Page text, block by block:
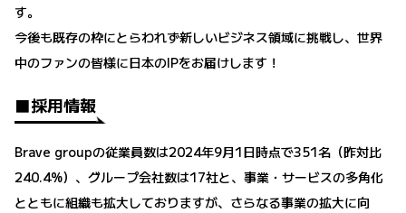
す。
今後も既存の枠にとらわれず新しいビジネス領域に挑戦し、世界
中のファンの皆様に日本のIPをお届けします！
■採用情報
Brave groupの従業員数は2024年9月1日時点で351名（昨対比
240.4%）、グループ会社数は17社と、事業・サービスの多角化
とともに組織も拡大しておりますが、さらなる事業の拡大に向